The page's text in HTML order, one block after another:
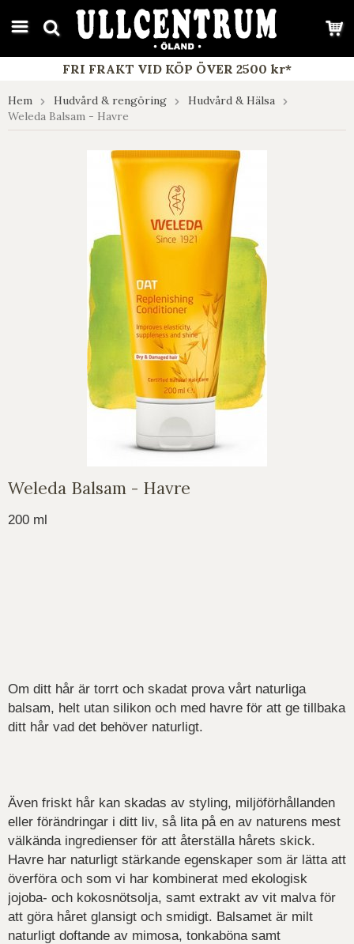
google-site-verification: google7e4b1026db5d9f32.html
FRI FRAKT VID KÖP ÖVER 2500 kr*
Hem Hudvård & rengöring
Hudvård & Hälsa
Weleda Balsam - Havre
Weleda Balsam - Havre
200 ml
Om ditt hår är torrt och skadat prova vårt naturliga
balsam, helt utan silikon och med havre för att ge tillbaka
ditt hår vad det behöver naturligt.
Även friskt hår kan skadas av styling, miljöförhållanden
eller förändringar i ditt liv, så lita på en av naturens mest
välkända ingredienser för att återställa hårets skick.
Havre har naturligt stärkande egenskaper som är lätta att
överföra och som vi har kombinerat med ekologisk
jojoba- och kokosnötsolja, samt extrakt av vit malva för
att göra håret glansigt och smidigt. Balsamet är milt
naturligt doftande av mimosa, tonkaböna samt